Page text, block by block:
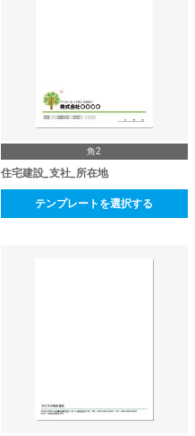
角2
住宅建設_支社_所在地
テンプレートを選択する